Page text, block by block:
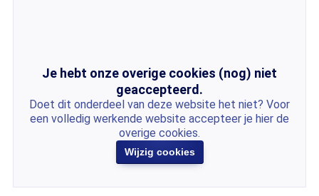
Je hebt onze overige cookies (nog) niet
geaccepteerd.
Doet dit onderdeel van deze website het niet? Voor
een volledig werkende website accepteer je hier de
overige cookies.
Wijzig cookies